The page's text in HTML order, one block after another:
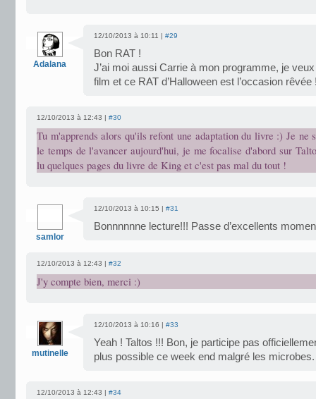
Adalana
12/10/2013 à 10:11 | #29
Bon RAT !
J’ai moi aussi Carrie à mon programme, je
film et ce RAT d’Halloween est l’occasion
12/10/2013 à 12:43 | #30
Tu m'apprends alors qu'ils refont une adaptation du livre :) Je ne
le temps de l'avancer aujourd'hui, je me focalise d'abord sur
lu quelques pages du livre de King et c'est pas mal du tout !
samlor
12/10/2013 à 10:15 | #31
Bonnnnnne lecture!!! Passe d’excellents
12/10/2013 à 12:43 | #32
J'y compte bien, merci :)
mutinelle
12/10/2013 à 10:16 | #33
Yeah ! Taltos !!! Bon, je participe pas
plus possible ce week end malgré les
12/10/2013 à 12:43 | #34